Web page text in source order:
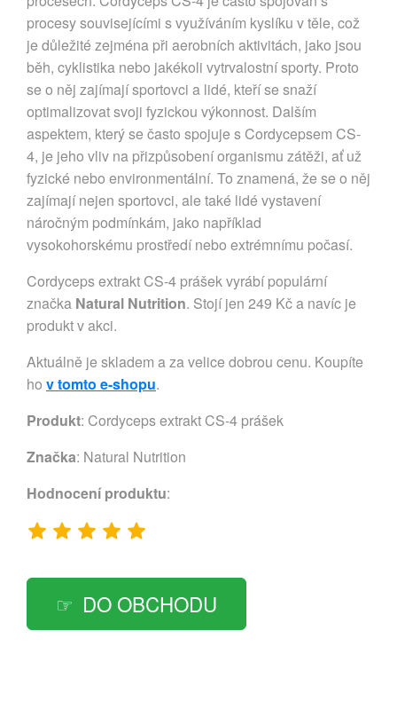
procesy souvisejícími s využíváním kyslíku v těle, což
je důležité zejména při aerobních aktivitách, jako jsou
běh, cyklistika nebo jakékoli vytrvalostní sporty. Proto
se o něj zajímají sportovci a lidé, kteří se snaží
optimalizovat svoji fyzickou výkonnost. Dalším
aspektem, který se často spojuje s Cordycepsem CS-
4, je jeho vliv na přizpůsobení organismu zátěži, ať už
fyzické nebo environmentální. To znamená, že se o něj
zajímají nejen sportovci, ale také lidé vystavení
náročným podmínkám, jako například
vysokohorskému prostředí nebo extrémnímu počasí.
Cordyceps extrakt CS-4 prášek vyrábí populární
značka Natural Nutrition. Stojí jen 249 Kč a navíc je
produkt v akci.
Aktuálně je skladem a za velice dobrou cenu. Koupíte
ho v tomto e-shopu.
Produkt: Cordyceps extrakt CS-4 prášek
Značka: Natural Nutrition
Hodnocení produktu:
DO OBCHODU